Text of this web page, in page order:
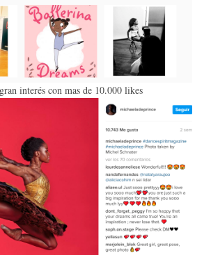
interés con mas de 10.000 likes